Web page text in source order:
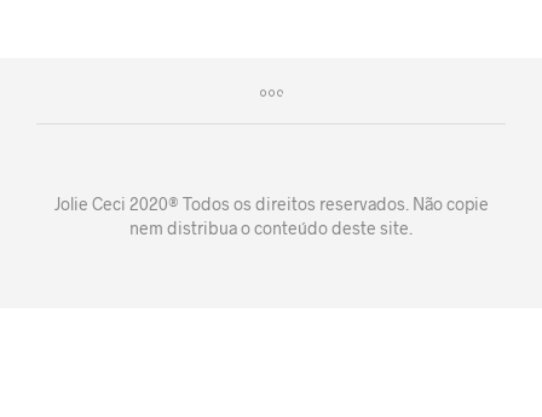
Jolie Ceci 2020® Todos os direitos reservados. Não copie
nem distribua o conteúdo deste site.